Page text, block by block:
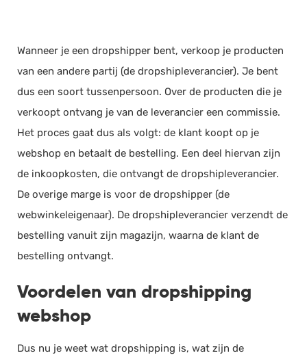
Scan en herken
CRM
Sales
Urenregistratie
Offerte
Documentmanagement
Planning
Werkbonnen
Webshop
Kassa
Wanneer je een dropshipper bent, verkoop je producten
van een andere partij (de dropshipleverancier). Je bent
dus een soort tussenpersoon. Over de producten die je
verkoopt ontvang je van de leverancier een commissie.
Het proces gaat dus als volgt: de klant koopt op je
webshop en betaalt de bestelling. Een deel hiervan zijn
de inkoopkosten, die ontvangt de dropshipleverancier.
De overige marge is voor de dropshipper (de
webwinkeleigenaar). De dropshipleverancier verzendt de
bestelling vanuit zijn magazijn, waarna de klant de
bestelling ontvangt.
Voordelen van dropshipping
webshop
Dus nu je weet wat dropshipping is, wat zijn de